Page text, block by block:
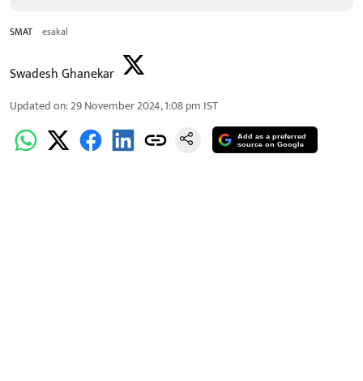
SMAT esakal
Swadesh Ghanekar
Updated on:29 November 2024, 1:08 pm IST
Add as a preferred
source on Google